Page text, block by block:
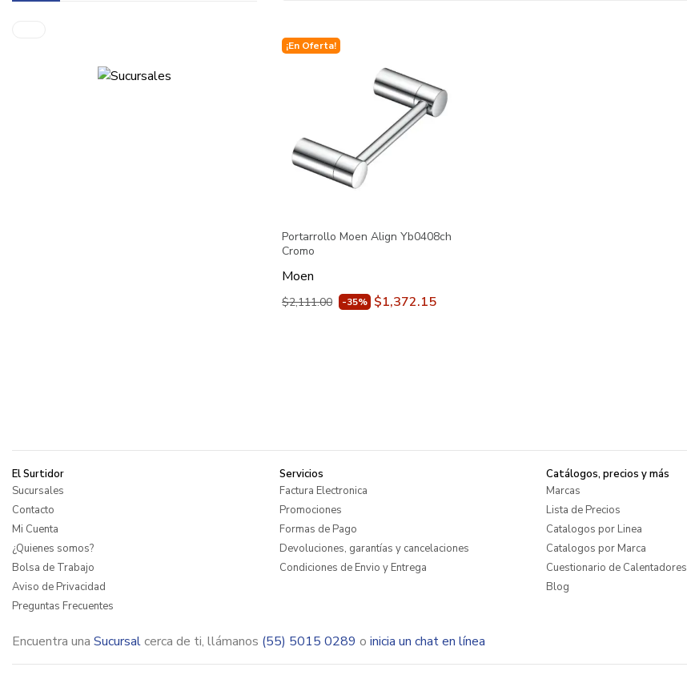
¡En Oferta!
Portarrollo Moen Align Yb0408ch
Cromo
Moen
$2,111.00 -35% $1,372.15
El Surtidor
Sucursales
Contacto
Mi Cuenta
¿Quienes somos?
Bolsa de Trabajo
Aviso de Privacidad
Preguntas Frecuentes
Servicios
Factura Electronica
Promociones
Formas de Pago
Devoluciones, garantías y cancelaciones
Condiciones de Envio y Entrega
Catálogos, precios y más
Marcas
Lista de Precios
Catalogos por Linea
Catalogos por Marca
Cuestionario de Calentadores
Blog
Encuentra una Sucursalcerca de ti, llámanos (55) 5015 0289 o inicia un chat en línea